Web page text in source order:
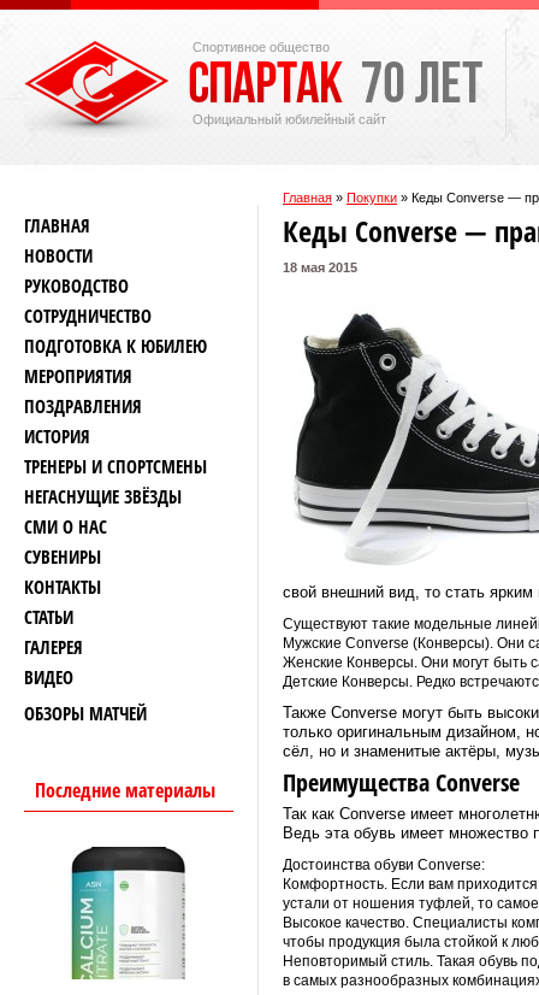
Спортивное общество
Официальный юбилейный сайт
Главная » Покупки » Кеды Converse —
ГЛАВНАЯ
НОВОСТИ
РУКОВОДСТВО
СОТРУДНИЧЕСТВО
ПОДГОТОВКА К ЮБИЛЕЮ
МЕРОПРИЯТИЯ
ПОЗДРАВЛЕНИЯ
ИСТОРИЯ
ТРЕНЕРЫ И СПОРТСМЕНЫ
НЕГАСНУЩИЕ ЗВЁЗДЫ
СМИ О НАС
СУВЕНИРЫ
КОНТАКТЫ
СТАТЬИ
ГАЛЕРЕЯ
ВИДЕО
ОБЗОРЫ МАТЧЕЙ
Последние материалы
Кеды Converse —
18 мая 2015
свой внешний вид, то стать
Существуют такие модельные
Мужские Converse (Конверсы). Они
Женские Конверсы. Они могут быть
Детские Конверсы. Редко
Также Converse могут быть
только оригинальным дизайном,
сёл, но и знаменитые актёры,
Преимущества Converse
Так как Converse имеет
Ведь эта обувь имеет множество
Достоинства обуви Converse:
Комфортность. Если вам
устали от ношения туфлей, то
Высокое качество. Специалисты
чтобы продукция была стойкой к
Неповторимый стиль. Такая обувь
в самых разнообразных